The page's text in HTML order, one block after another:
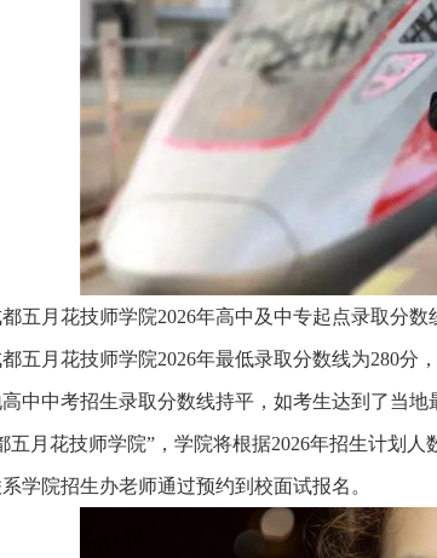
都五月花技师学院2026年高中及中专起点录取分
五月花技师学院2026年最低录取分数线为280分
中中考招生录取分数线持平，如考生达到了当
五月花技师学院”，学院将根据2026年招生计划
学院招生办老师通过预约到校面试报名。